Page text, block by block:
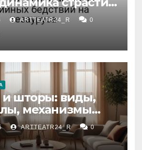
бедствий на
ARTTEATR24_R 0
шторы: виды,
механизмы
и уход
ARTTEATR24_R 0